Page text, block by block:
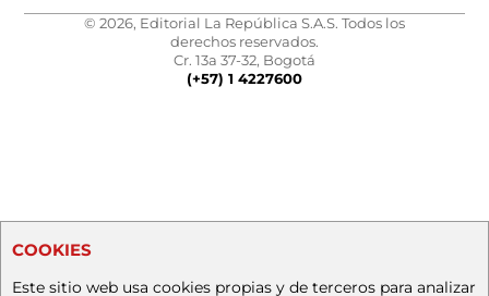
© 2026, Editorial La República S.A.S. Todos los
derechos reservados.
Cr. 13a 37-32, Bogotá
(+57) 1 4227600
COOKIES
Este sitio web usa cookies propias y de terceros para analizar